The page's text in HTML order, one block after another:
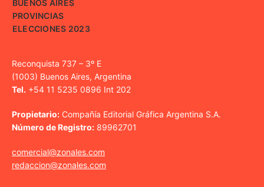
BUENOS AIRES
PROVINCIAS
ELECCIONES 2023
Reconquista 737 – 3º E
(1003) Buenos Aires, Argentina
Tel. +54 11 5235 0896 Int 202
Propietario: Compañía Editorial Gráfica Argentina S.A.
Número de Registro: 89962701
comercial@zonales.com
redaccion@zonales.com